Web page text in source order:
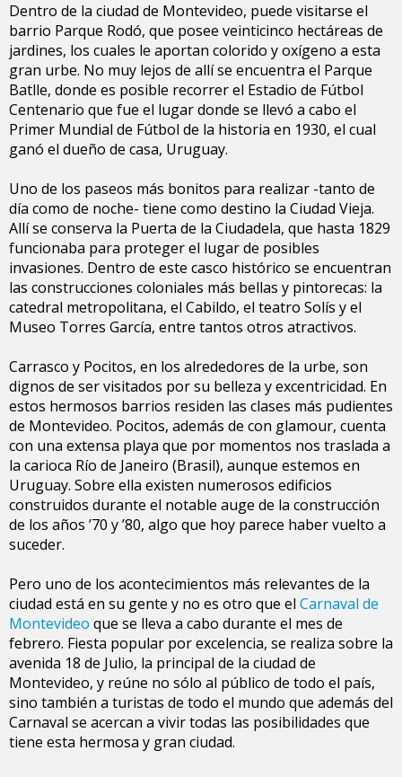
Dentro de la ciudad de Montevideo, puede visitarse el
barrio Parque Rodó, que posee veinticinco hectáreas de
jardines, los cuales le aportan colorido y oxígeno a esta
gran urbe. No muy lejos de allí se encuentra el Parque
Batlle, donde es posible recorrer el Estadio de Fútbol
Centenario que fue el lugar donde se llevó a cabo el
Primer Mundial de Fútbol de la historia en 1930, el cual
ganó el dueño de casa, Uruguay.
Uno de los paseos más bonitos para realizar -tanto de
día como de noche- tiene como destino la Ciudad Vieja.
Allí se conserva la Puerta de la Ciudadela, que hasta 1829
funcionaba para proteger el lugar de posibles
invasiones. Dentro de este casco histórico se encuentran
las construcciones coloniales más bellas y pintorecas: la
catedral metropolitana, el Cabildo, el teatro Solís y el
Museo Torres García, entre tantos otros atractivos.
Carrasco y Pocitos, en los alrededores de la urbe, son
dignos de ser visitados por su belleza y excentricidad. En
estos hermosos barrios residen las clases más pudientes
de Montevideo. Pocitos, además de con glamour, cuenta
con una extensa playa que por momentos nos traslada a
la carioca Río de Janeiro (Brasil), aunque estemos en
Uruguay. Sobre ella existen numerosos edificios
construidos durante el notable auge de la construcción
de los años ’70 y ’80, algo que hoy parece haber vuelto a
suceder.
Pero uno de los acontecimientos más relevantes de la
ciudad está en su gente y no es otro que el Carnaval de
Montevideo que se lleva a cabo durante el mes de
febrero. Fiesta popular por excelencia, se realiza sobre la
avenida 18 de Julio, la principal de la ciudad de
Montevideo, y reúne no sólo al público de todo el país,
sino también a turistas de todo el mundo que además del
Carnaval se acercan a vivir todas las posibilidades que
tiene esta hermosa y gran ciudad.